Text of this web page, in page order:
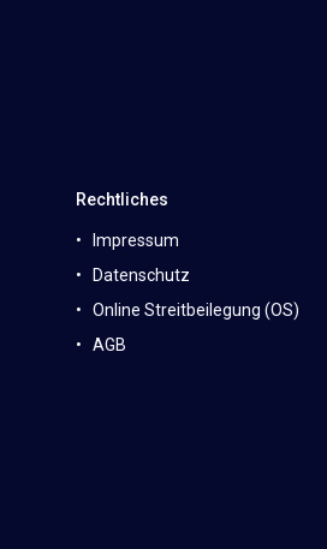
Rechtliches
Impressum
Datenschutz
Online Streitbeilegung (OS)
AGB